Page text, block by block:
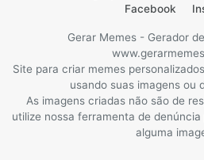
Facebook
Gerar Memes - Gerador
Site para criar memes
usando suas imagens ou
As imagens criadas não são de
utilize nossa ferramenta de
alguma